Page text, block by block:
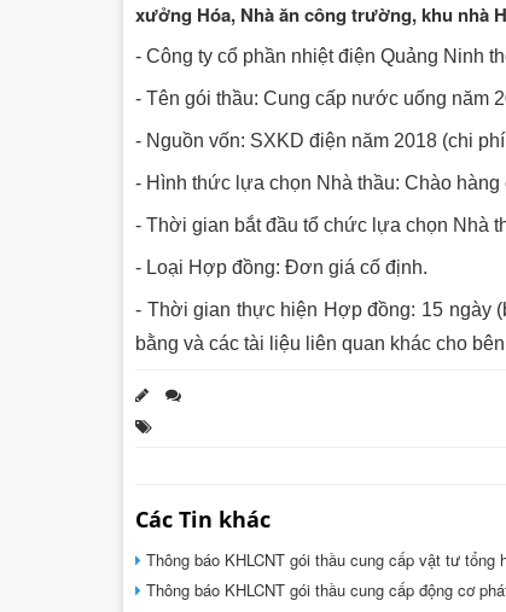
xưởng Hóa, Nhà ăn công trường, khu nhà
- Công ty cổ phần nhiệt điện Quảng Ninh
- Tên gói thầu: Cung cấp nước uống năm
- Nguồn vốn: SXKD điện năm 2018 (chi
- Hình thức lựa chọn Nhà thầu: Chào hàng
- Thời gian bắt đầu tổ chức lựa chọn Nhà
- Loại Hợp đồng: Đơn giá cố định.
- Thời gian thực hiện Hợp đồng: 15 ngày
bằng và các tài liệu liên quan khác cho
Các Tin khác
Thông báo KHLCNT gói thầu cung cấp vật tư tổng
Thông báo KHLCNT gói thầu cung cấp động cơ